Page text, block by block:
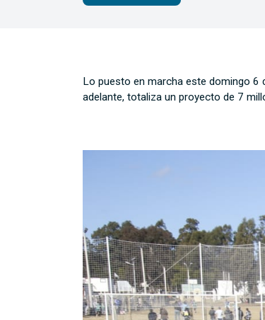
Lo puesto en marcha este domingo 6
adelante, totaliza un proyecto de 7